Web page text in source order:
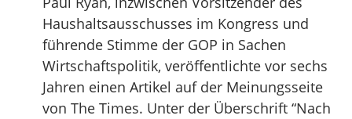
Haushaltsausschusses im Kongress und
führende Stimme der GOP in Sachen
Wirtschaftspolitik, veröffentlichte vor sechs
Jahren einen Artikel auf der Meinungsseite
von The Times. Unter der Überschrift “Nach